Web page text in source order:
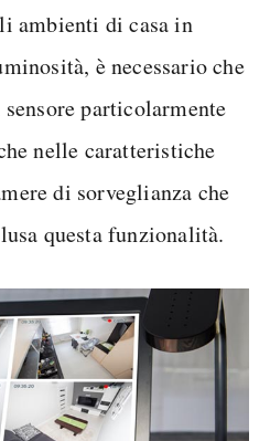
ambienti di casa in
è necessario che
particolarmente
nelle caratteristiche
di sorveglianza che
questa funzionalità.